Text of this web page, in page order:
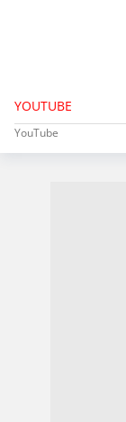
YOUTUBE
YouTube